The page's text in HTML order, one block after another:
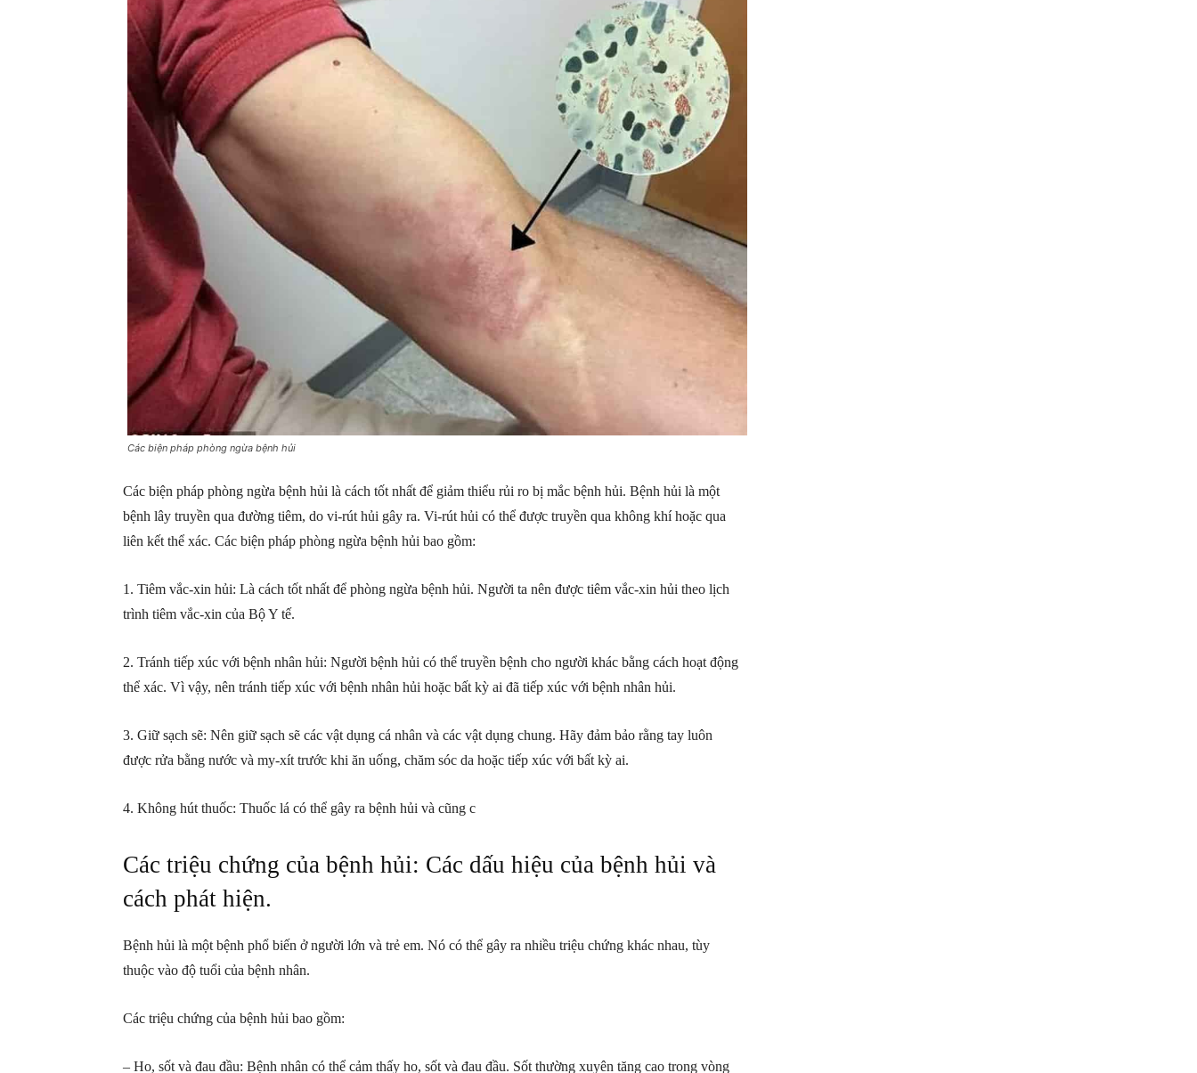
Các biện pháp phòng ngừa bệnh hủi
Các biện pháp phòng ngừa bệnh hủi là cách tốt nhất để giảm thiểu rủi ro bị mắc bệnh hủi. Bệnh hủi là một
bệnh lây truyền qua đường tiêm, do vi-rút hủi gây ra. Vi-rút hủi có thể được truyền qua không khí hoặc qua
liên kết thể xác. Các biện pháp phòng ngừa bệnh hủi bao gồm:
1. Tiêm vắc-xin hủi: Là cách tốt nhất để phòng ngừa bệnh hủi. Người ta nên được tiêm vắc-xin hủi theo lịch
trình tiêm vắc-xin của Bộ Y tế.
2. Tránh tiếp xúc với bệnh nhân hủi: Người bệnh hủi có thể truyền bệnh cho người khác bằng cách hoạt động
thể xác. Vì vậy, nên tránh tiếp xúc với bệnh nhân hủi hoặc bất kỳ ai đã tiếp xúc với bệnh nhân hủi.
3. Giữ sạch sẽ: Nên giữ sạch sẽ các vật dụng cá nhân và các vật dụng chung. Hãy đảm bảo rằng tay luôn
được rửa bằng nước và my-xít trước khi ăn uống, chăm sóc da hoặc tiếp xúc với bất kỳ ai.
4. Không hút thuốc: Thuốc lá có thể gây ra bệnh hủi và cũng c
Các triệu chứng của bệnh hủi: Các dấu hiệu của bệnh hủi và
cách phát hiện.
Bệnh hủi là một bệnh phổ biến ở người lớn và trẻ em. Nó có thể gây ra nhiều triệu chứng khác nhau, tùy
thuộc vào độ tuổi của bệnh nhân.
Các triệu chứng của bệnh hủi bao gồm:
– Ho, sốt và đau đầu: Bệnh nhân có thể cảm thấy ho, sốt và đau đầu. Sốt thường xuyên tăng cao trong vòng